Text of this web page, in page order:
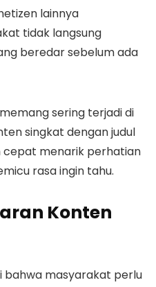
lainnya
tidak langsung
beredar sebelum ada
sering terjadi di
singkat dengan judul
cepat menarik perhatian
rasa ingin tahu.
Konten
bahwa masyarakat perlu